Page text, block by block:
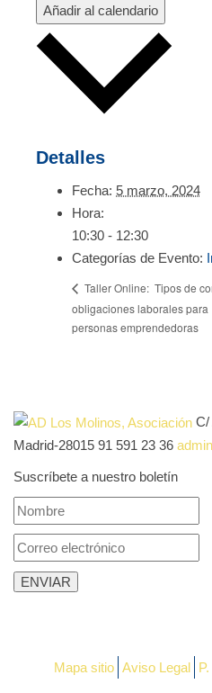
Añadir al calendario
Detalles
Fecha: 5 marzo, 2024
Hora:
10:30 - 12:30
Categorías de Evento:
Taller Online: Tipos de
obligaciones laborales para
personas emprendedoras
C/
Madrid-28015 91 591 23 36
Suscríbete a nuestro boletín
Mapa sitio Aviso Legal